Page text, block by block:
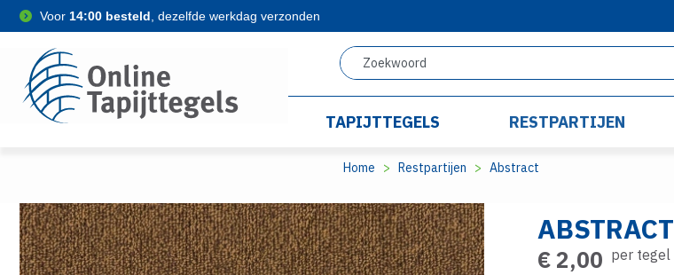
Voor 14:00 besteld , dezelfde werkdag verzonden
TAPIJTTEGELS RESTPARTIJEN
Home Restpartijen Abstract
ABSTRACT
€ 2,00 per tegel